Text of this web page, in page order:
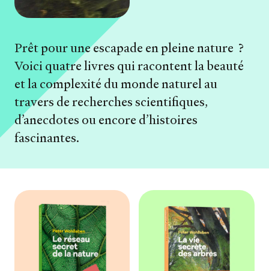
Prêt pour une escapade en pleine nature ?
Voici quatre livres qui racontent la beauté
et la complexité du monde naturel au
travers de recherches scientifiques,
d’anecdotes ou encore d’histoires
fascinantes.